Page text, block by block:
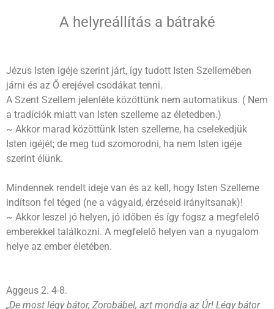
A helyreállítás a bátraké
Jézus Isten igéje szerint járt, így tudott Isten Szellemében
járni és az Ő erejével csodákat tenni.
A Szent Szellem jelenléte közöttünk nem automatikus. ( Nem
a tradíciók miatt van Isten szelleme az életedben.)
~ Akkor marad közöttünk Isten szelleme, ha cselekedjük
Isten igéjét; de meg tud szomorodni, ha nem Isten igéje
szerint élünk.
Mindennek rendelt ideje van és az kell, hogy Isten Szelleme
indítson fel téged (ne a vágyaid, érzéseid irányítsanak)!
~ Akkor leszel jó helyen, jó időben és így fogsz a megfelelő
emberekkel találkozni. A megfelelő helyen van a nyugalom
helye az ember életében.
Aggeus 2. 4-8.
„De most légy bátor, Zorobábel, azt mondja az Úr! Légy bátor